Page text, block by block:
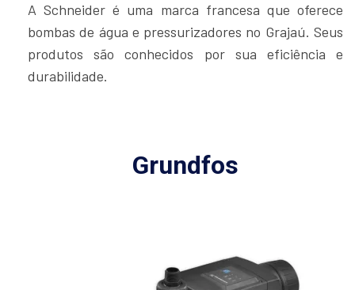
A Schneider é uma marca francesa que oferece
bombas de água e pressurizadores no Grajaú. Seus
produtos são conhecidos por sua eficiência e
durabilidade.
Grundfos